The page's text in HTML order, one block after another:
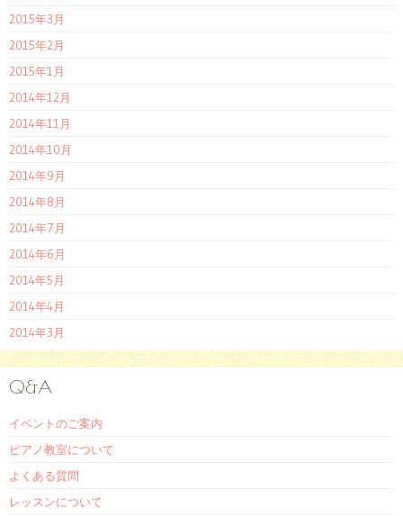
2015年3月
2015年2月
2015年1月
2014年12月
2014年11月
2014年10月
2014年9月
2014年8月
2014年7月
2014年6月
2014年5月
2014年4月
2014年3月
Q&A
イベントのご案内
ピアノ教室について
よくある質問
レッスンについて